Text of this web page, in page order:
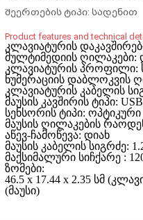
შეერთების ტიპი: სადენით
Product features and technical
კლავიატურის
მულტიმედიის ღილაკები:
კლავიატურის პროფილი:
ნუმერაციის დაბლოკვის
კლავიატურის კაბელის
მაუსის კავშირის ტიპი: USB
სენსორის ტიპი: ოპტიკური
მაუსის ღილაკების
აწევ-ჩამოწევა: დიახ
მაუსის კაბელის სიგრძე:
მაქსიმალური სიჩქარე :
ზომები:
46.5 x 17.44 x 2.35 სმ
(მაუსი)